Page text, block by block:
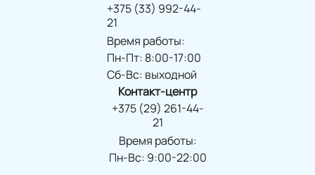
+375 (33) 992-44-
21
Время работы:
Пн-Пт: 8:00-17:00
Сб-Вс: выходной
Контакт-центр
+375 (29) 261-44-
21
Время работы:
Пн-Вс: 9:00-22:00